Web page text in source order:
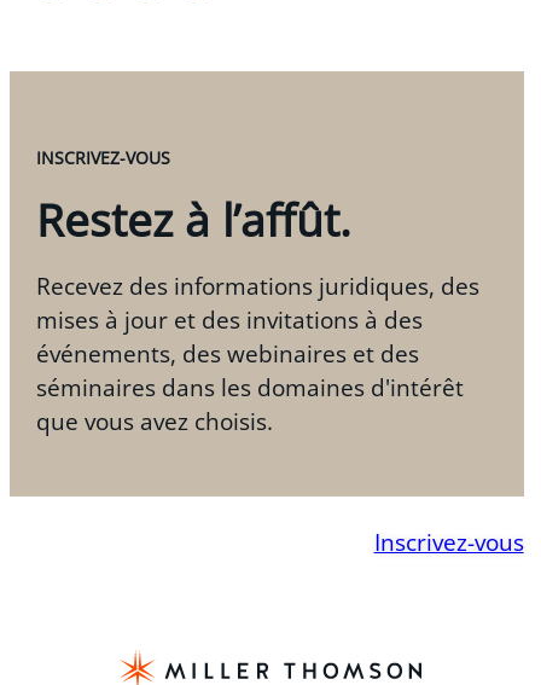
INSCRIVEZ-VOUS
Restez à l’affût.
Recevez des informations juridiques, des
mises à jour et des invitations à des
événements, des webinaires et des
séminaires dans les domaines d'intérêt
que vous avez choisis.
Inscrivez-vous